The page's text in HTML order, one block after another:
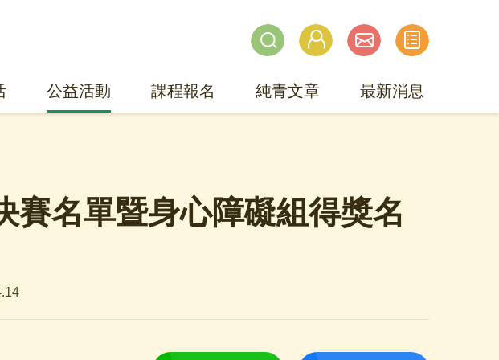
公益活動 課程報名 純青文章 最新消息
賽名單暨身心障礙組得獎名